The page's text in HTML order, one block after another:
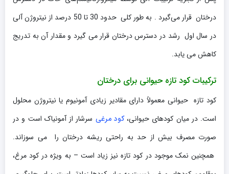
درختان قرار می‌گیرد . به طور کلی حدود 30 تا 50 درصد از نیتروژن آلی
در سال اول رشد در دسترس درختان قرار می گیرد و مقدار آن به تدریج
کاهش می یابد.
ترکیبات کود تازه حیوانی برای درختان
کود تازه حیوانی معمولاً دارای مقادیر زیادی آمونیوم یا نیتروژن محلول
است. در میان کودهای حیوانی،کود مرغی سرشار از آمونیاک است و در
صورت مصرف بیش از حد به راحتی ریشه درختان را می سوزاند.
همچنین نمک موجود در کود تازه نیز زیاد است – به ویژه در کود مرغ،